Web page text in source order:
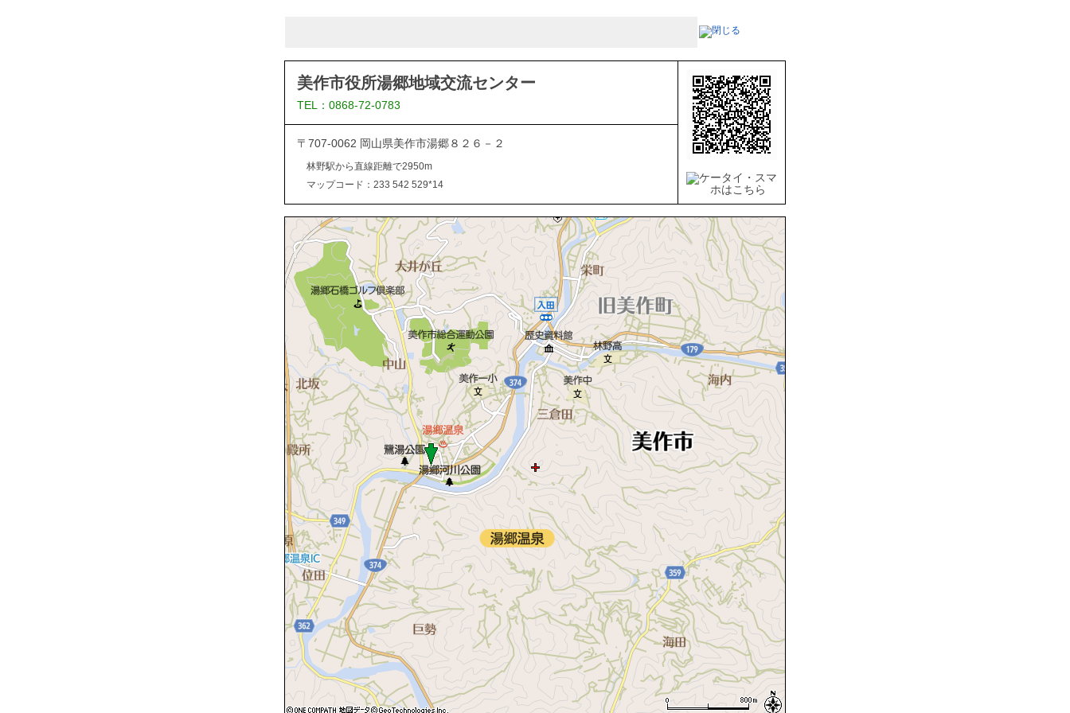
美作市役所湯郷地域交流センター
TEL：0868-72-0783
〒707-0062 岡山県美作市湯郷８２６－２
林野駅から直線距離で2950m
マップコード：233 542 529*14